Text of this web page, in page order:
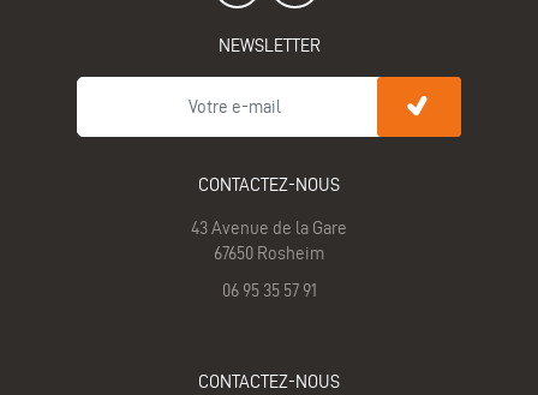
NEWSLETTER
CONTACTEZ-NOUS
43 Avenue de la Gare
67650 Rosheim
06 95 35 57 91
CONTACTEZ-NOUS